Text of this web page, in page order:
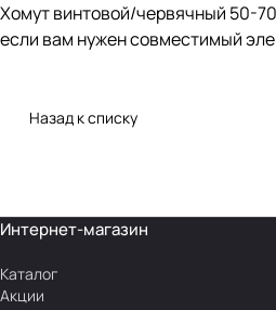
Хомут винтовой/червячный 50-
если вам нужен совместимый
Назад к списку
Интернет-магазин
Каталог